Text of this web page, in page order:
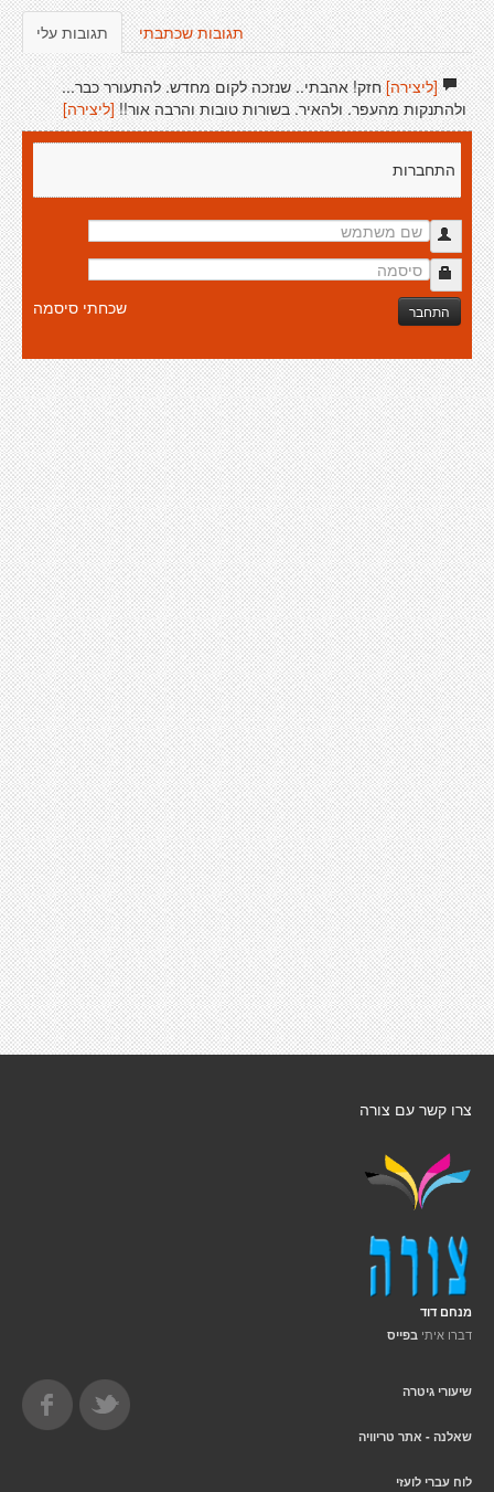
תגובות עלי תגובות שכתבתי
[ליצירה]חזק! אהבתי.. שנזכה לקום מחדש. להתעורר כבר...
ולהתנקות מהעפר. ולהאיר. בשורות טובות והרבה אור!! [ליצירה]
התחברות
התחבר שכחתי סיסמה
צרו קשר עם צורה
מנחם דוד
דברו איתי בפייס
שיעורי גיטרה
שאלנה - אתר טריוויה
לוח עברי לועזי